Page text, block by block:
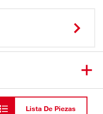
Lista De Piezas